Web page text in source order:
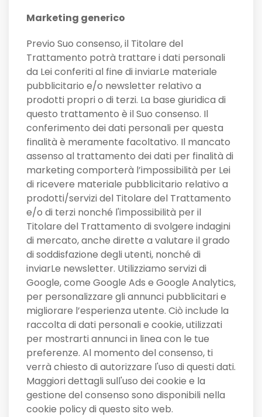
Marketing generico
Previo Suo consenso, il Titolare del
Trattamento potrà trattare i dati personali
da Lei conferiti al fine di inviarLe materiale
pubblicitario e/o newsletter relativo a
prodotti propri o di terzi. La base giuridica di
questo trattamento è il Suo consenso. Il
conferimento dei dati personali per questa
finalità è meramente facoltativo. Il mancato
assenso al trattamento dei dati per finalità di
marketing comporterà l’impossibilità per Lei
di ricevere materiale pubblicitario relativo a
prodotti/servizi del Titolare del Trattamento
e/o di terzi nonché l'impossibilità per il
Titolare del Trattamento di svolgere indagini
di mercato, anche dirette a valutare il grado
di soddisfazione degli utenti, nonché di
inviarLe newsletter. Utilizziamo servizi di
Google, come Google Ads e Google Analytics,
per personalizzare gli annunci pubblicitari e
migliorare l’esperienza utente. Ciò include la
raccolta di dati personali e cookie, utilizzati
per mostrarti annunci in linea con le tue
preferenze. Al momento del consenso, ti
verrà chiesto di autorizzare l'uso di questi dati.
Maggiori dettagli sull'uso dei cookie e la
gestione del consenso sono disponibili nella
cookie policy di questo sito web.